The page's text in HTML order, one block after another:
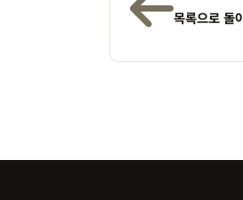
목록으로 돌